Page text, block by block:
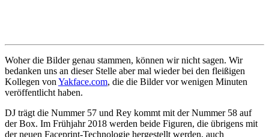
Woher die Bilder genau stammen, können wir nicht sagen. Wir
bedanken uns an dieser Stelle aber mal wieder bei den fleißigen
Kollegen von Yakface.com, die die Bilder vor wenigen Minuten
veröffentlicht haben.
DJ trägt die Nummer 57 und Rey kommt mit der Nummer 58 auf
der Box. Im Frühjahr 2018 werden beide Figuren, die übrigens mit
der neuen Faceprint-Technologie hergestellt werden, auch